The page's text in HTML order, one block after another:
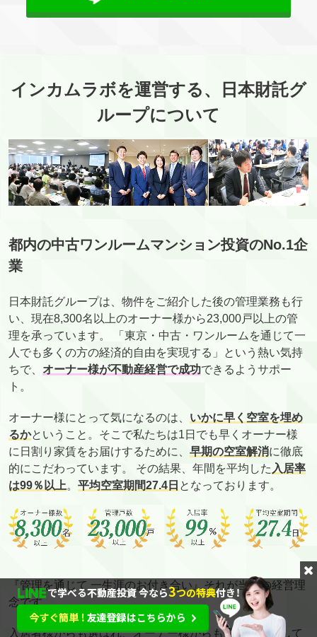
インカムラボを運営する、日本財託グ
ループについて
都内の中古ワンルームマンション投資のNo.1企
業
日本財託グループは、物件をご紹介した後の管理業務も行
い、現在8,300名以上のオーナー様から23,000戸以上の管
理を承っています。 「東京・中古・ワンルームを通じて一
人でも多くの方の経済的自由を実現する」という熱い気持
ちで、 オーナー様が不動産経営で成功できるようサポー
ト。
オーナー様にとって気になるのは、 いかに早く空室を埋め
るかということ。そこで私たちは1日でも早くオーナー様
に日割り家賃をお届けするために、 早期の空室解消に徹底
的にこだわっています。 その結果、年間を平均した 入居率
は99％以上。 平均空室期間27.4日 となっております。
『管理を通じて 一生涯のお付き合い』それが当社の経営理
念です。
入居者様からも選ばれ、オーナー様からも選ばれ、そして